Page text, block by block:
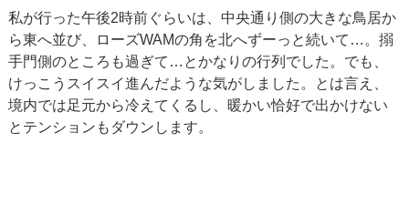
私が行った午後2時前ぐらいは、中央通り側の大きな鳥居か
ら東へ並び、ローズWAMの角を北へずーっと続いて…。搦
手門側のところも過ぎて…とかなりの行列でした。でも、
けっこうスイスイ進んだような気がしました。とは言え、
境内では足元から冷えてくるし、暖かい恰好で出かけない
とテンションもダウンします。